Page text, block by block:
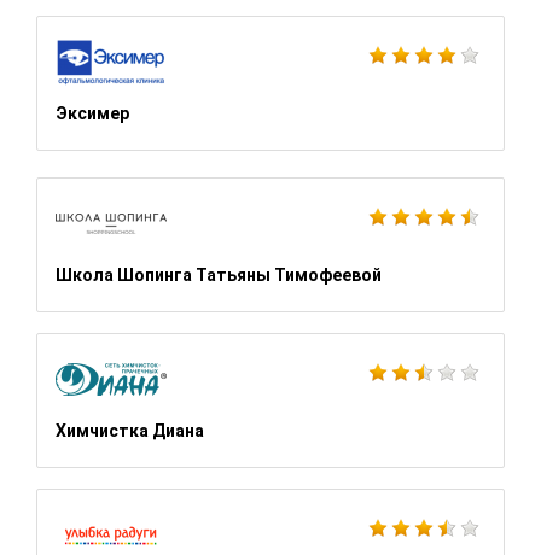
Эксимер
Школа Шопинга Татьяны Тимофеевой
Химчистка Диана